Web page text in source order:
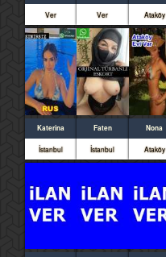
Ver Ver Ataköy
Katerina
İstanbul
Faten
İstanbul
Nona
Ataköy